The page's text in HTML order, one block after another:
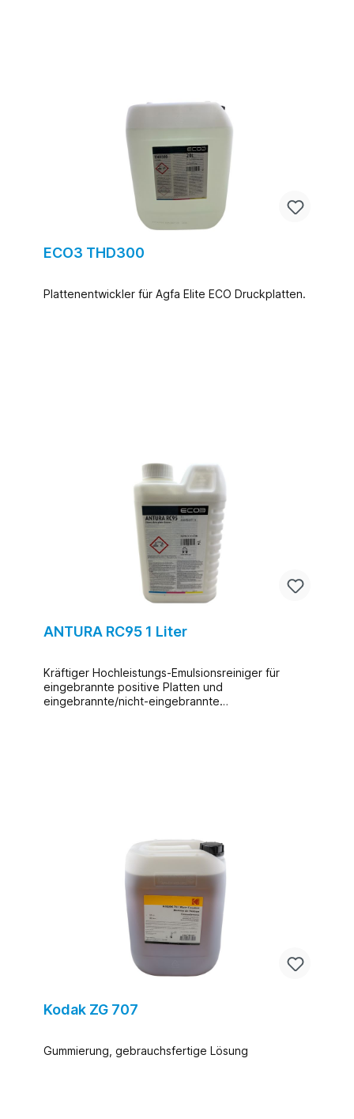
ECO3 THD300
Plattenentwickler für Agfa Elite ECO Druckplatten.
ANTURA RC95 1 Liter
Kräftiger Hochleistungs-Emulsionsreiniger für
eingebrannte positive Platten und
eingebrannte/nicht-eingebrannte
Kodak ZG 707
Gummierung, gebrauchsfertige Lösung